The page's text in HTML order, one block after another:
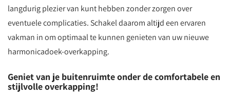
langdurig plezier van kunt hebben zonder zorgen over
eventuele complicaties. Schakel daarom altijd een ervaren
vakman in om optimaal te kunnen genieten van uw nieuwe
harmonicadoek-overkapping.
Geniet van je buitenruimte onder de comfortabele en
stijlvolle overkapping!